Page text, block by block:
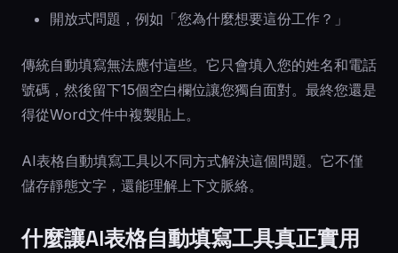
開放式問題，例如「您為什麼想要這份工作？」
傳統自動填寫無法應付這些。它只會填入您的姓名和電話
號碼，然後留下15個空白欄位讓您獨自面對。最終您還是
得從Word文件中複製貼上。
AI表格自動填寫工具以不同方式解決這個問題。它不僅
儲存靜態文字，還能理解上下文脈絡。
什麼讓AI表格自動填寫工具真正實用